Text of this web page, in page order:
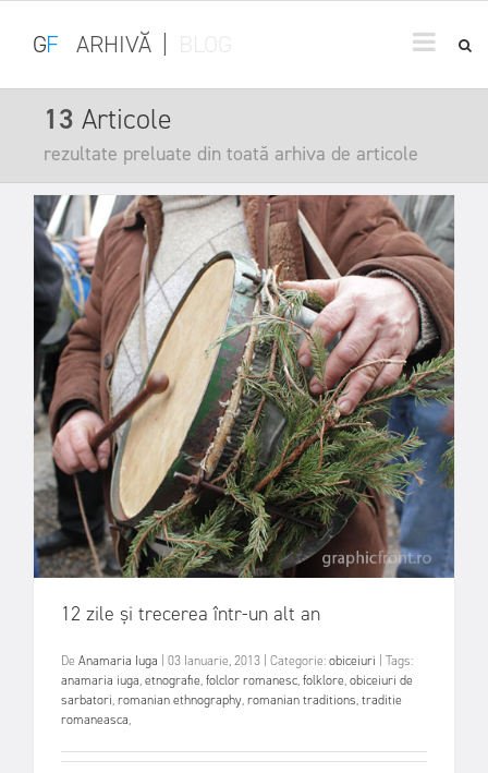
GF ARHIVĂ
13 Articole
rezultate preluate din toată arhiva de articole
12 zile și trecerea într-un alt an
De Anamaria Iuga 03 Ianuarie, 2013 Categorie:obiceiuri
Tags:
anamaria iuga,etnografie,folclor romanesc,folklore,obiceiuri de
sarbatori,romanian ethnography,romanian traditions,traditie
romaneasca,